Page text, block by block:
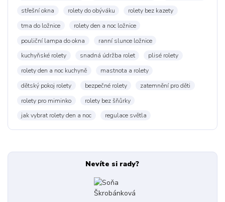
střešní okna rolety do obýváku
rolety bez kazety
tma do ložnice
rolety den a noc ložnice
pouliční lampa do okna
ranní slunce ložnice
kuchyňské rolety
snadná údržba rolet
plisé rolety
rolety den a noc kuchyně
mastnota a rolety
dětský pokoj rolety
bezpečné rolety
zatemnění pro děti
rolety pro miminko
rolety bez šňůrky
jak vybrat rolety den a noc
regulace světla
Nevíte si rady?